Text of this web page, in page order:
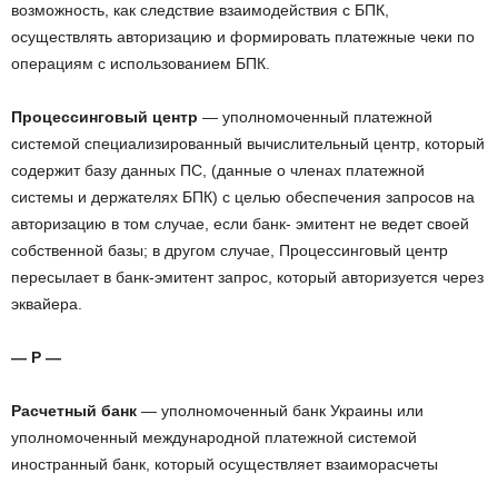
возможность, как следствие взаимодействия с БПК,
осуществлять авторизацию и формировать платежные чеки по
операциям с использованием БПК.
Процессинговый центр — уполномоченный платежной
системой специализированный вычислительный центр, который
содержит базу данных ПС, (данные о членах платежной
системы и держателях БПК) с целью обеспечения запросов на
авторизацию в том случае, если банк- эмитент не ведет своей
собственной базы; в другом случае, Процессинговый центр
пересылает в банк-эмитент запрос, который авторизуется через
эквайера.
— Р —
Расчетный банк — уполномоченный банк Украины или
уполномоченный международной платежной системой
иностранный банк, который осуществляет взаиморасчеты